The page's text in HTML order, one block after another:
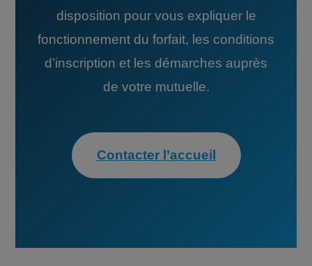
disposition pour vous expliquer le
fonctionnement du forfait, les conditions
d’inscription et les démarches auprès
de votre mutuelle.
Contacter l’accueil